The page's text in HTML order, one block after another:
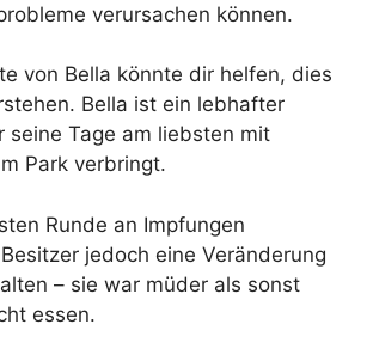
verursachen können.
von Bella könnte dir helfen, dies
Bella ist ein lebhafter
seine Tage am liebsten mit
Park verbringt.
Runde an Impfungen
jedoch eine Veränderung
– sie war müder als sonst
essen.